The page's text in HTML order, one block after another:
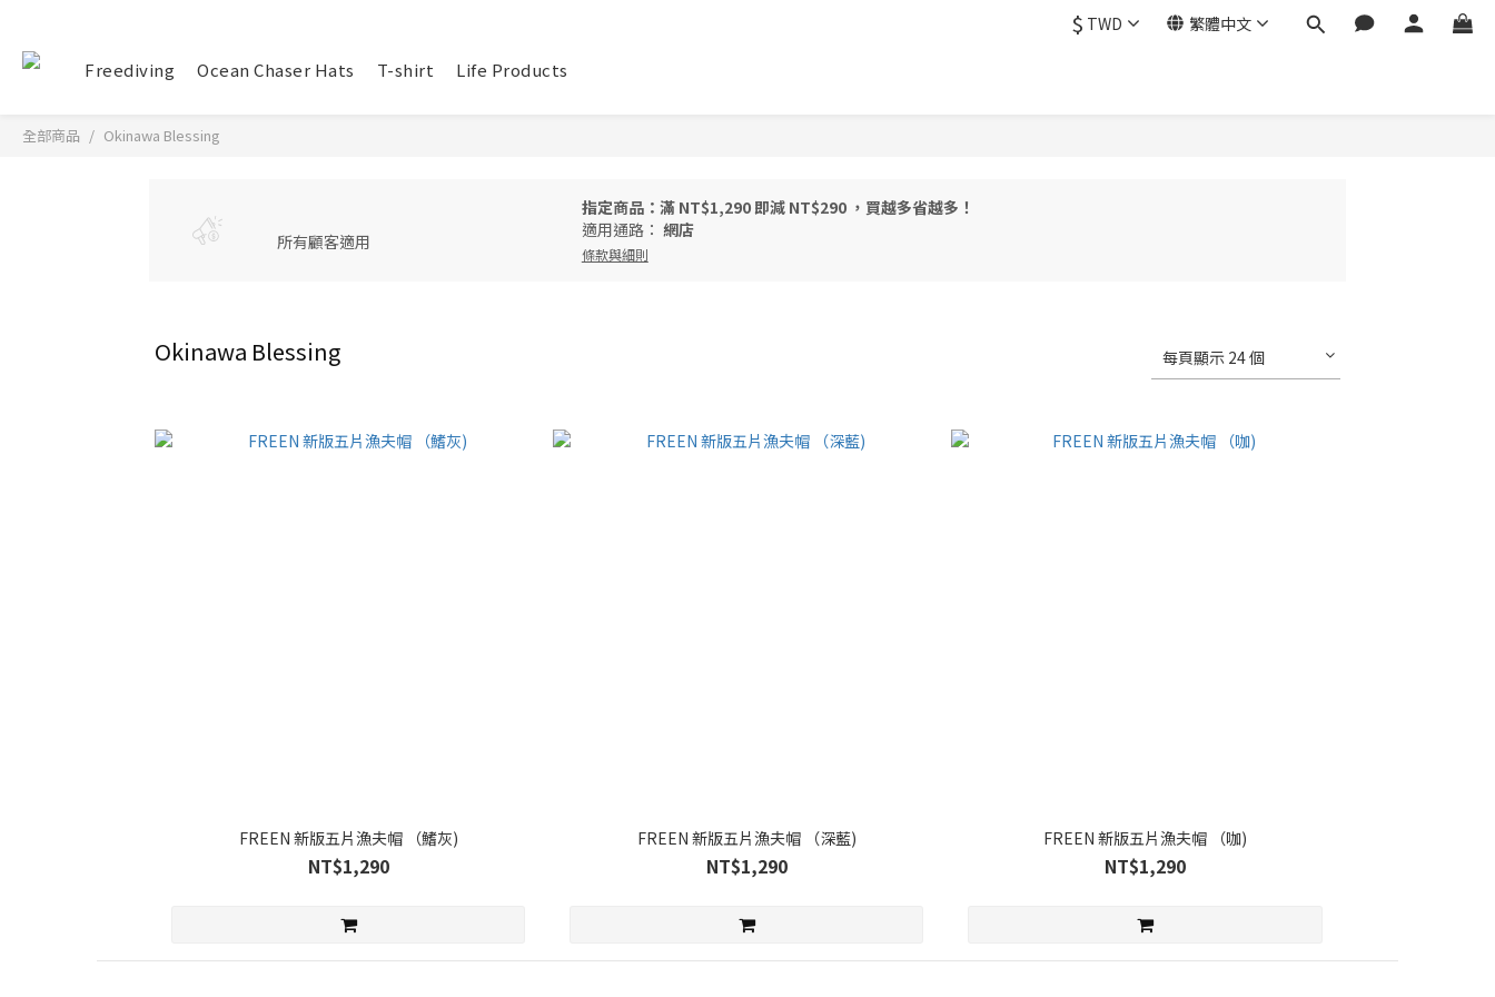
$ TWD 繁體中文
Freediving Ocean Chaser Hats T-shirt Life Products
全部商品 Okinawa Blessing
所有顧客適用
指定商品：滿 NT$1,290 即減 NT$290 ，買越多省越多！
適用通路： 網店
條款與細則
Okinawa Blessing 每頁顯示 24 個
FREEN 新版五片漁夫帽 （鰭灰)
NT$1,290
FREEN 新版五片漁夫帽 （深藍)
NT$1,290
FREEN 新版五片漁夫帽 （咖)
NT$1,290